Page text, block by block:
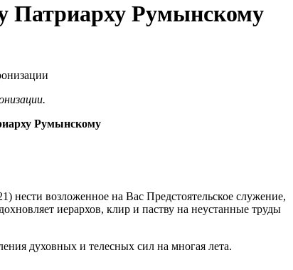
Патриарху Румынскому
Румынскому
нести возложенное на Вас Предстоятельское служение,
иерархов, клир и паству на неустанные труды
духовных и телесных сил на многая лета.